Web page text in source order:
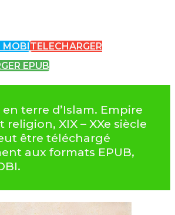
MOBI TELECHARGER
EPUB
en terre d’Islam. Empire
religion, XIX – XXe siècle
être téléchargé
aux formats EPUB,